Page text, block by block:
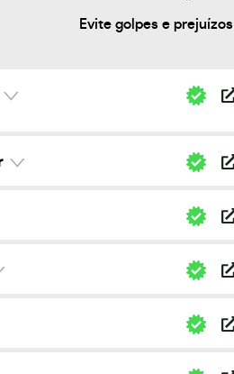
Evite golpes e